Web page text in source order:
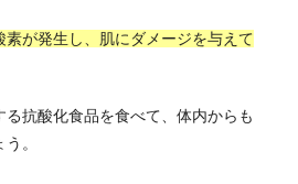
が発生し、肌にダメージを与えて
抗酸化食品を食べて、体内からも
。